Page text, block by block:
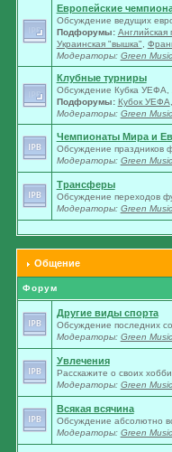
Европейские
Обсуждение ведущих
Подфорумы: Английская
Украинская "вышка"
Модераторы: Green
Клубные турниры
Обсуждение Кубка УЕФА,
Подфорумы: Кубок УЕФА
Модераторы: Green
Чемпионаты Мира и
Обсуждение праздников
Модераторы: Green
Трансферы
Обсуждение переходов
Модераторы: Green
Общение
Форум
Другие виды спорта
Обсуждение последних
Модераторы: Green
Увлечения
Расскажите о своих
Модераторы: Green
Всякая всячина
Обсуждение абсолютно
Модераторы: Green